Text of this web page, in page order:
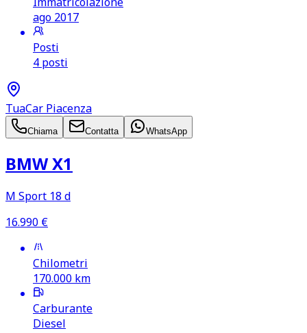
ago 2017
Posti
4 posti
TuaCar Piacenza
Chiama Contatta WhatsApp
BMW X1
M Sport 18 d
16.990 €
Chilometri
170.000 km
Carburante
Diesel